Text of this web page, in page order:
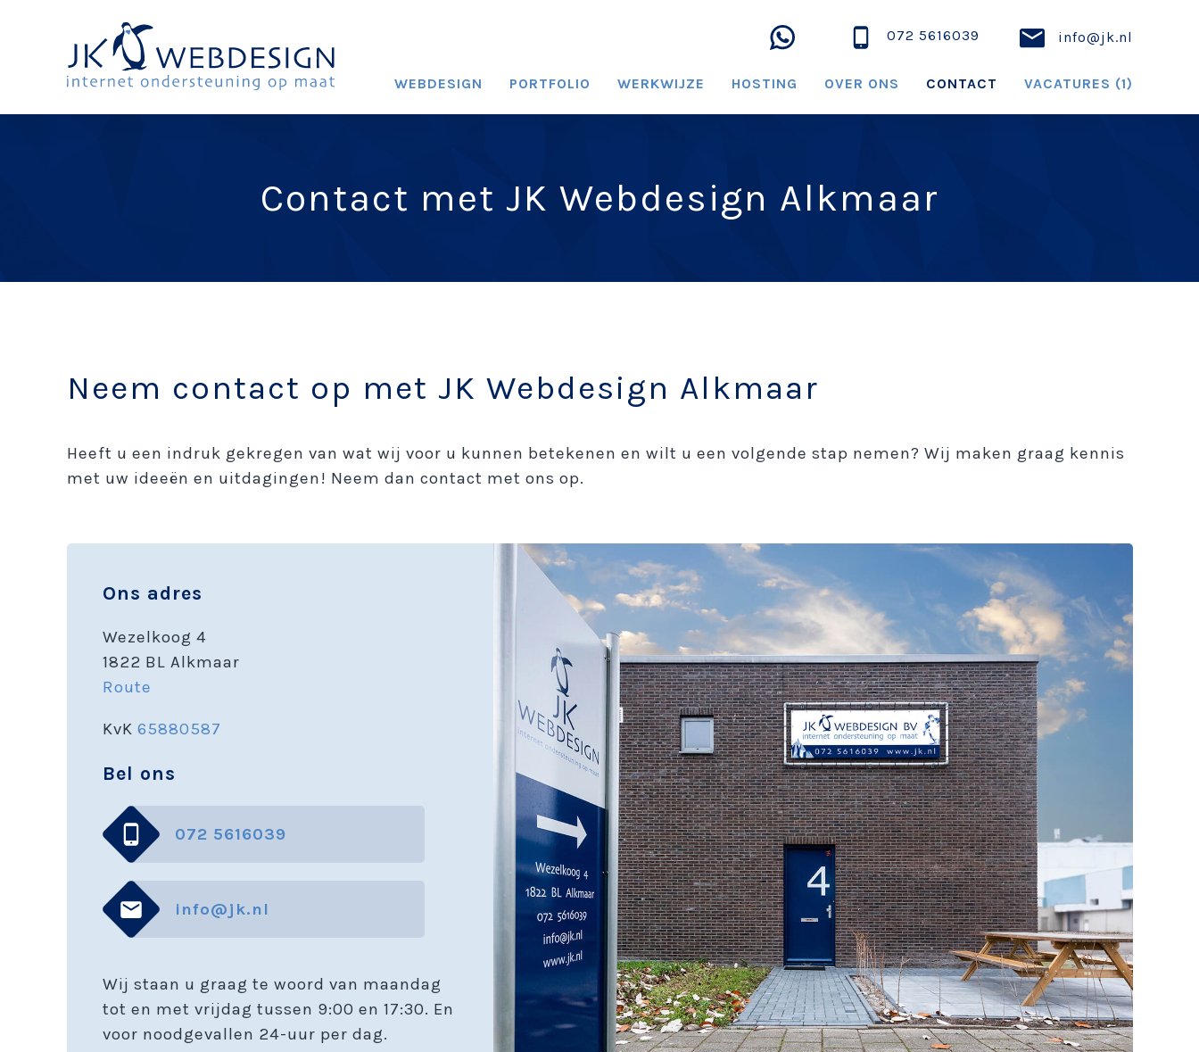
072 5616039 info@jk.nl
WEBDESIGN PORTFOLIO WERKWIJZE HOSTING OVER ONS CONTACT VACATURES (1)
Contact met JK Webdesign Alkmaar
Neem contact op met JK Webdesign Alkmaar
Heeft u een indruk gekregen van wat wij voor u kunnen betekenen en wilt u een volgende stap nemen? Wij maken graag kennis
met uw ideeën en uitdagingen! Neem dan contact met ons op.
Ons adres
Wezelkoog 4
1822 BL Alkmaar
Route
KvK 65880587
Bel ons
072 5616039
info@jk.nl
Wij staan u graag te woord van maandag
tot en met vrijdag tussen 9:00 en 17:30. En
voor noodgevallen 24-uur per dag.